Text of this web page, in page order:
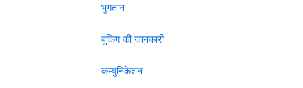
भुगतान
बुकिंग की जानकारी
कम्युनिकेशन